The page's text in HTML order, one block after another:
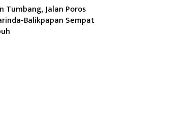
Tumbang, Jalan Poros
Balikpapan Sempat